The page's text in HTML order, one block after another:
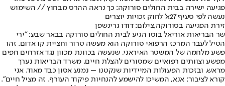
פגיעה ישירה בבית החולים סורוקה: כך נראה ההרס מבחוץ // השימוש
נעשה לפי סעיף 27א' לחוק זכויות יוצרים
זירת הפגיעה בסורוקה,צילום: דודו גרינשפן
שר הבריאות אוריאל בוסו הגיע לבית החולים סורוקה בבאר שבע: "ירי
הטיל לעבר המרכז הרפואי סורוקה הוא מעשה טרור וחציית קו אדום. זהו
פשע מלחמה של המשטר האיראני, שנעשה בכוונת מכוון נגד אזרחים חפים
מפשע וצוותים רפואיים שמסורים להצלת חיים. משרד הבריאות נערך
מראש, ובזכות הפעולות המיידיות שנקטנו – נמנע אסון כבד מאוד. אני
קורא לציבור: אנא, המשיכו להישמע להנחיות פיקוד העורף. זה מציל חיים".